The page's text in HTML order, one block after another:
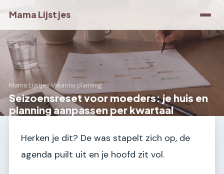
Mama Lijstjes
Mama Lijstjes›Vakantie planning
Seizoensreset voor moeders: je huis en
planning aanpassen per kwartaal
Herken je dit? De was stapelt zich op, de
agenda puilt uit en je hoofd zit vol.